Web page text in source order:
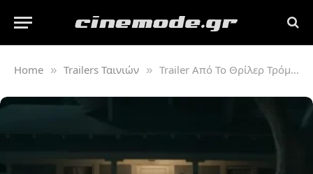
Home » Trailers Ταινιών » Trailer Από Το Θρίλερ Τρόμου “Obsession”